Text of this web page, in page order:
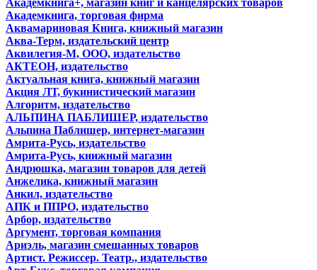
Академкнига, торговая фирма
Аквамариновая Книга, книжный магазин
Аква-Терм, издательский центр
Аквилегия-М, ООО, издательство
АКТЕОН, издательство
Актуальная книга, книжный магазин
Акция ЛТ, букинистический магазин
Алгоритм, издательство
АЛЬПИНА ПАБЛИШЕР, издательство
Альпина Паблишер, интернет-магазин
Амрита-Русь, издательство
Амрита-Русь, книжный магазин
Андрюшка, магазин товаров для детей
Анжелика, книжный магазин
Анкил, издательство
АПК и ППРО, издательство
Арбор, издательство
Аргумент, торговая компания
Ариэль, магазин смешанных товаров
Артист. Режиссер. Театр., издательство